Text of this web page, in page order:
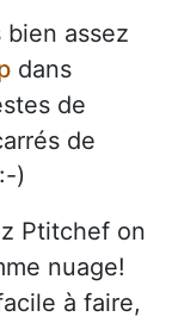
assez
dans
de
de
)
Ptitchef on
nuage!
à faire,